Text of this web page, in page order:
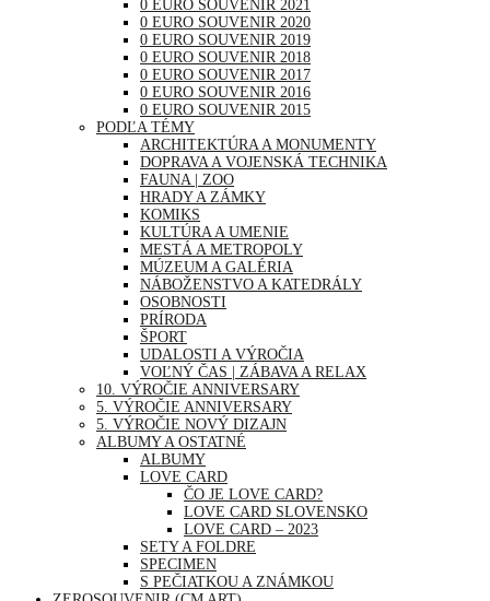
0 EURO SOUVENIR 2021
0 EURO SOUVENIR 2020
0 EURO SOUVENIR 2019
0 EURO SOUVENIR 2018
0 EURO SOUVENIR 2017
0 EURO SOUVENIR 2016
0 EURO SOUVENIR 2015
PODĽA TÉMY
ARCHITEKTÚRA A MONUMENTY
DOPRAVA A VOJENSKÁ TECHNIKA
FAUNA | ZOO
HRADY A ZÁMKY
KOMIKS
KULTÚRA A UMENIE
MESTÁ A METROPOLY
MÚZEUM A GALÉRIA
NÁBOŽENSTVO A KATEDRÁLY
OSOBNOSTI
PRÍRODA
ŠPORT
UDALOSTI A VÝROČIA
VOĽNÝ ČAS | ZÁBAVA A RELAX
10. VÝROČIE ANNIVERSARY
5. VÝROČIE ANNIVERSARY
5. VÝROČIE NOVÝ DIZAJN
ALBUMY A OSTATNÉ
ALBUMY
LOVE CARD
ČO JE LOVE CARD?
LOVE CARD SLOVENSKO
LOVE CARD – 2023
SETY A FOLDRE
SPECIMEN
S PEČIATKOU A ZNÁMKOU